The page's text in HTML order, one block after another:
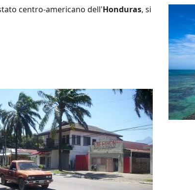
centro-americano dell'Honduras, si